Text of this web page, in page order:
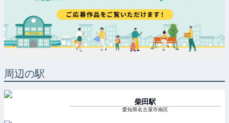
周辺の駅
柴田駅
愛知県名古屋市南区